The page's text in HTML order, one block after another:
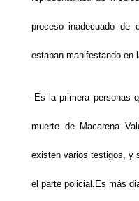
proceso inadecuado de
estaban manifestando en
-Es la primera personas
muerte de Macarena
existen varios testigos, y
el parte policial.Es más